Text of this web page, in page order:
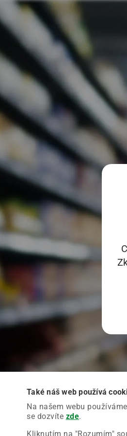
Také náš web používá
Na našem webu
se dozvíte zde.
Kliknutím na "Rozumím"